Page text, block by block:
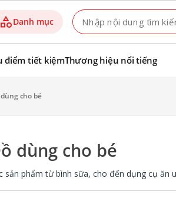
categoryDanh mục
điểm tiết kiệmThương hiệu nổi tiếng
cho bé
dùng cho bé
sản phẩm từ bình sữa, cho đến dụng cụ ăn